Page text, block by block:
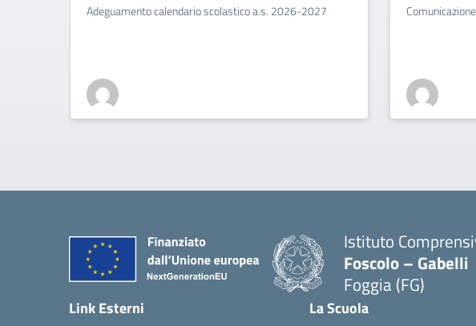
Adeguamento calendario scolastico a.s. 2026-2027
Istituto
Foscolo – Gabelli
Foggia (FG)
— Visita la pagina
Link Esterni La Scuola